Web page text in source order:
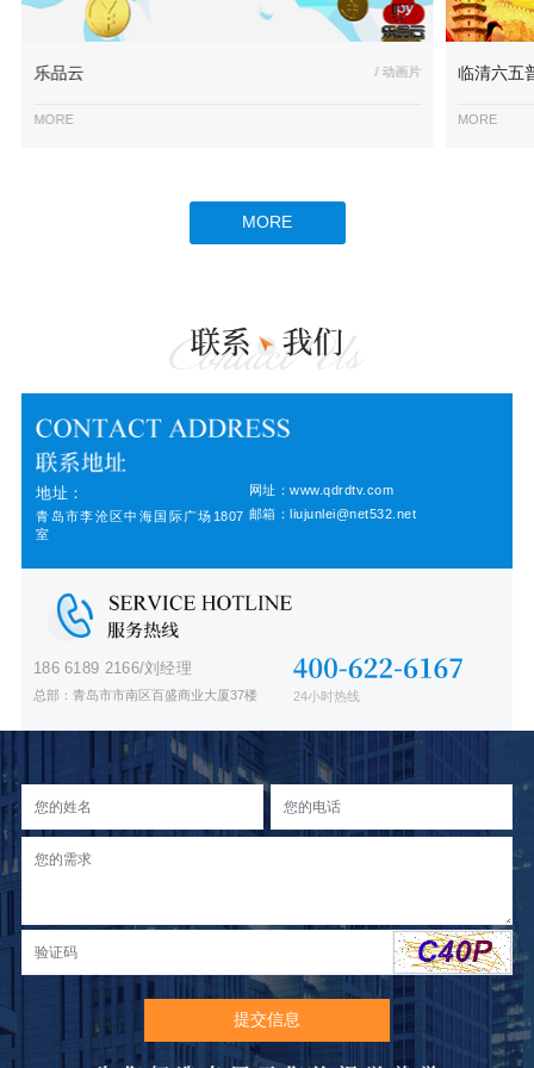
乐品云 / 动画片
MORE
临清六五
MORE
MORE
地址：
青岛市李沧区中海国际广场1807
室
网址：www.qdrdtv.com
邮箱：liujunlei@net532.net
186 6189 2166/刘经理
总部：青岛市市南区百盛商业大厦37楼 24小时热线